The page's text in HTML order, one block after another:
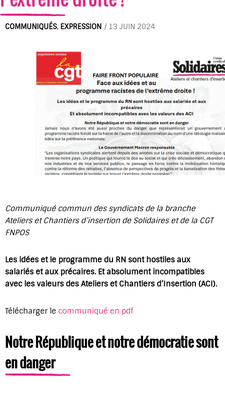
COMMUNIQUÉS, EXPRESSION / 13 JUIN 2024
Communiqué commun des syndicats de la branche
Ateliers et Chantiers d’insertion de Solidaires et de la CGT
FNPOS
Les idées et le programme du RN sont hostiles aux
salariés et aux précaires. Et absolument incompatibles
avec les valeurs des Ateliers et Chantiers d’Insertion (ACI).
Télécharger le communiqué en pdf
Notre République et notre démocratie sont
en danger